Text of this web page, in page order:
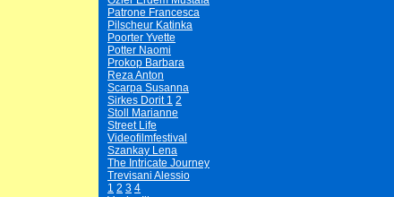
Patrone Francesca
Pilscheur Katinka
Poorter Yvette
Potter Naomi
Prokop Barbara
Reza Anton
Scarpa Susanna
Sirkes Dorit 1 2
Stoll Marianne
Street Life
Videofilmfestival
Szankay Lena
The Intricate Journey
Trevisani Alessio
1 2 3 4